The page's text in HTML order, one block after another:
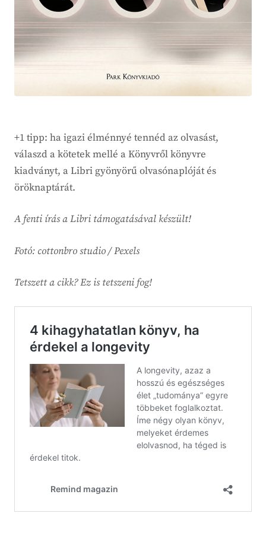
+1 tipp: ha igazi élménnyé tennéd az olvasást,
válaszd a kötetek mellé a Könyvről könyvre
kiadványt, a Libri gyönyörű olvasónaplóját és
öröknaptárát.
A fenti írás a Libri támogatásával készült!
Fotó: cottonbro studio / Pexels
Tetszett a cikk? Ez is tetszeni fog!